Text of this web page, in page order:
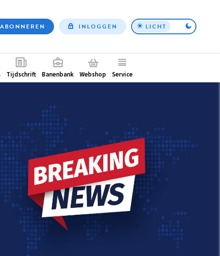
Top
ABONNEREN INLOGGEN LICHT
Tijdschrift Banenbank Webshop Service